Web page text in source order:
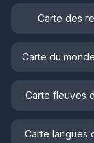
Carte des
Carte fleuves
Carte langues